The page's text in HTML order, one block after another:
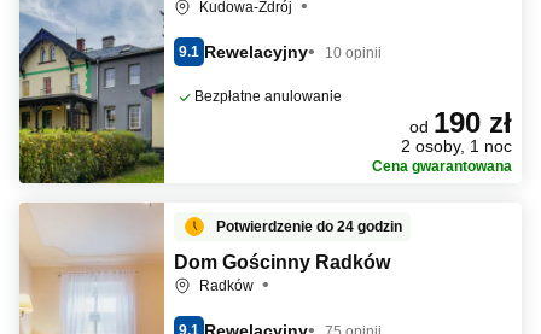
Kudowa-Zdrój
9.1 Rewelacyjny 10 opinii
Bezpłatne anulowanie
od 190 zł
2 osoby, 1 noc
Cena gwarantowana
Potwierdzenie do 24 godzin
Dom Gościnny Radków
Radków
9.1 Rewelacyjny